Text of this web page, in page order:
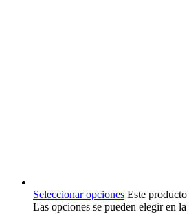
Seleccionar opciones Este
Las opciones se pueden elegir en